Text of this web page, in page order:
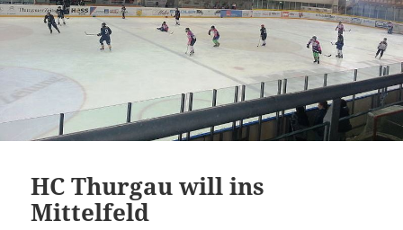
HC Thurgau will ins
Mittelfeld